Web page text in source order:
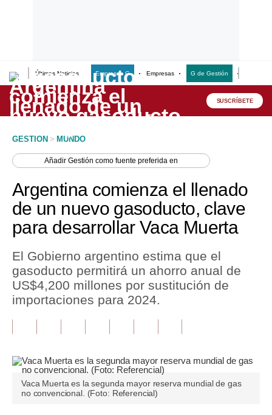
Últimas Noticias Empresas G Empresas G de Gestión
Lo último
Peru Quiosco
Economía
Mercados
Política
Tu Dinero
Finanzas Personales
Plus G
Opinión
SUSCRÍBETE
GESTION > MUNDO
AñadirGestión como fuente preferida en
Argentina comienza el llenado
de un nuevo gasoducto, clave
para desarrollar Vaca Muerta
El Gobierno argentino estima que el
gasoducto permitirá un ahorro anual de
US$4,200 millones por sustitución de
importaciones para 2024.
Vaca Muerta es la segunda mayor reserva mundial de gas
no convencional. (Foto: Referencial)